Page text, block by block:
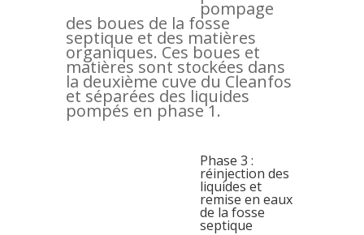
pompage
des boues de la fosse
septique et des matières
organiques. Ces boues et
matières sont stockées dans
la deuxième cuve du Cleanfos
et séparées des liquides
pompés en phase 1.
Phase 3 :
réinjection des
liquides et
remise en eaux
de la fosse
septique